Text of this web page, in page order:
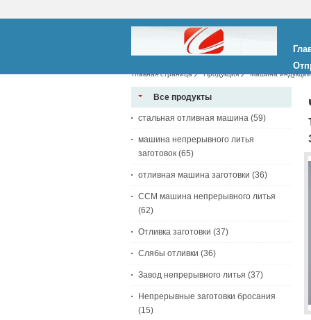
Главная страница Продукция Машина индукции
механической обработке CNC, котор
Все продукты
стальная отливная машина (59)
машина непрерывного литья
заготовок (65)
отливная машина заготовки (36)
CCM машина непрерывного литья
(62)
Отливка заготовки (37)
Слябы отливки (36)
Завод непрерывного литья (37)
Непрерывные заготовки бросания
(15)